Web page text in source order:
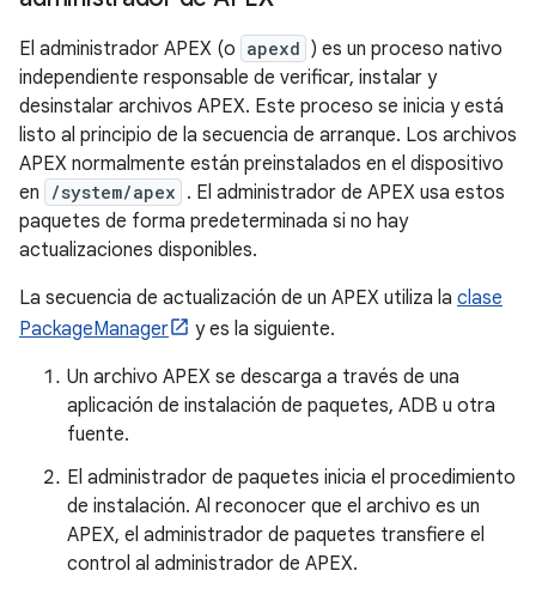
El administrador APEX (o apexd ) es un proceso nativo
independiente responsable de verificar, instalar y
desinstalar archivos APEX. Este proceso se inicia y está
listo al principio de la secuencia de arranque. Los archivos
APEX normalmente están preinstalados en el dispositivo
en
/system/apex . El administrador de APEX usa estos
paquetes de forma predeterminada si no hay
actualizaciones disponibles.
La secuencia de actualización de un APEX utiliza la clase
PackageManager
y es la siguiente.
Un archivo APEX se descarga a través de una
aplicación de instalación de paquetes, ADB u otra
fuente.
El administrador de paquetes inicia el procedimiento
de instalación. Al reconocer que el archivo es un
APEX, el administrador de paquetes transfiere el
control al administrador de APEX.